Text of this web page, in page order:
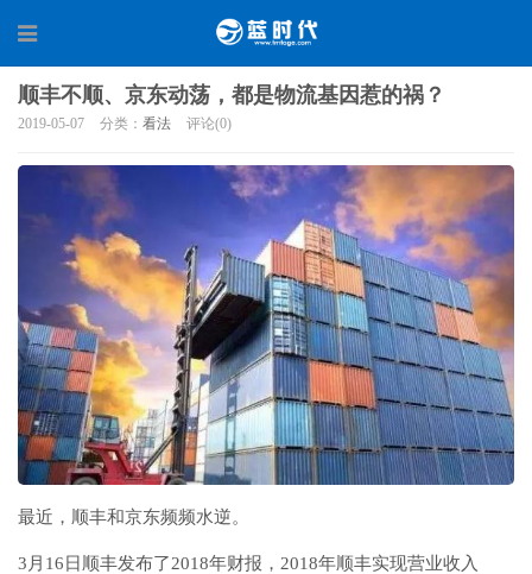
顺丰不顺、京东动荡，都是物流基因惹的祸？
2019-05-07 分类： 看法 评论(0)
最近，顺丰和京东频频水逆。
3月16日顺丰发布了2018年财报，2018年顺丰实现营业收入